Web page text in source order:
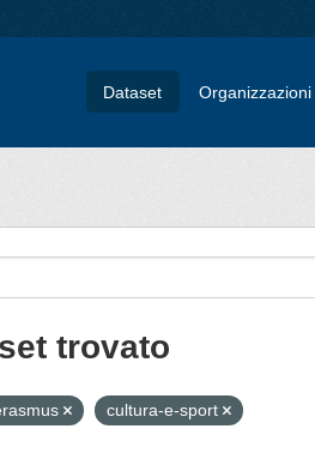
Dataset Organizzazioni
trovato
cultura-e-sport